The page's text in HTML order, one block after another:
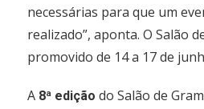
necessárias para que um
realizado”, aponta. O Salão
promovido de 14 a 17 de
A 8ª edição do Salão de